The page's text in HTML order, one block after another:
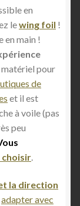
en
lewing foil !
en main !
matériel pour
de
et il est
à voile (pas
peu
choisir
la direction
adapter avec